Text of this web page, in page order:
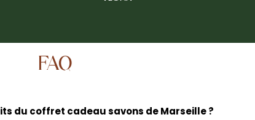
FAQ
du coffret cadeau savons de Marseille ?